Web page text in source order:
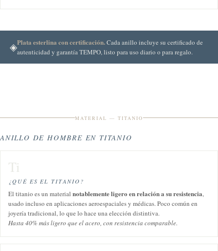
◈Plata esterlina con certificación.Cada anillo incluye su certificado de
autenticidad y garantía TEMPO, listo para uso diario o para regalo.
MATERIAL — TITANIO
ANILLO DE HOMBRE EN TITANIO
Ti
¿QUÉ ES EL TITANIO?
El titanio es un material notablemente ligero en relación a su resistencia,
usado incluso en aplicaciones aeroespaciales y médicas. Poco común en
joyería tradicional, lo que lo hace una elección distintiva.
Hasta 40% más ligero que el acero, con resistencia comparable.